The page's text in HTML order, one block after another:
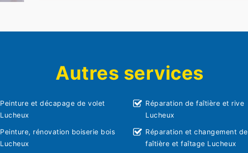
Autres services
Peinture et décapage de volet
Lucheux
Peinture, rénovation boiserie bois
Lucheux
Réparation de faîtière et rive
Lucheux
Réparation et changement de
faîtière et faîtage Lucheux